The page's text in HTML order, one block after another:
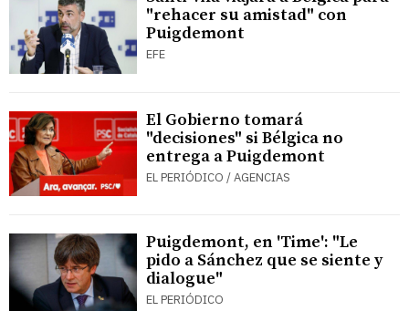
"rehacer su amistad" con
Puigdemont
EFE
El Gobierno tomará
"decisiones" si Bélgica no
entrega a Puigdemont
EL PERIÓDICO / AGENCIAS
Puigdemont, en 'Time': "Le
pido a Sánchez que se siente y
dialogue"
EL PERIÓDICO